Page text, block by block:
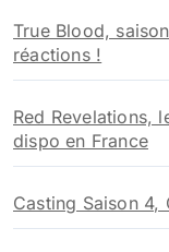
e
r
True Blood,
réactions !
Red Revelations,
dispo en France
Casting Saison 4,